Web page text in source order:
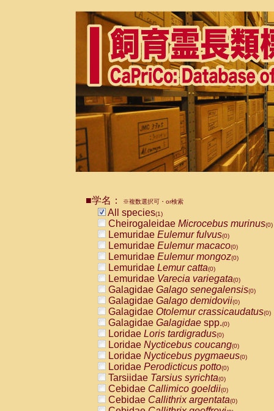
■学名： ※複数選択可・or検索
All species(1)
Cheirogaleidae Microcebus murinus(0)
Lemuridae Eulemur fulvus(0)
Lemuridae Eulemur macaco(0)
Lemuridae Eulemur mongoz(0)
Lemuridae Lemur catta(0)
Lemuridae Varecia variegata(0)
Galagidae Galago senegalensis(0)
Galagidae Galago demidovii(0)
Galagidae Otolemur crassicaudatus(0)
Galagidae Galagidae spp.(0)
Loridae Loris tardigradus(0)
Loridae Nycticebus coucang(0)
Loridae Nycticebus pygmaeus(0)
Loridae Perodicticus potto(0)
Tarsiidae Tarsius syrichta(0)
Cebidae Callimico goeldii(0)
Cebidae Callithrix argentata(0)